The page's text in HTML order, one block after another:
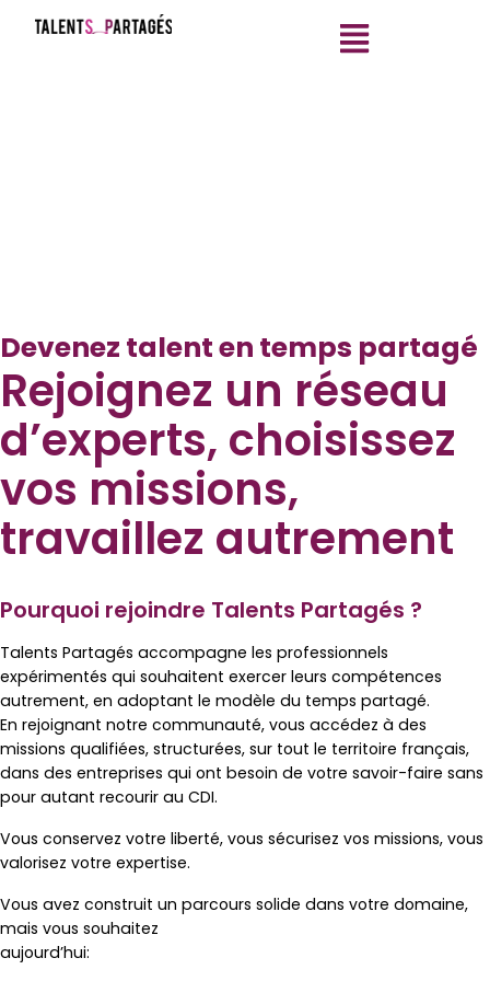
Devenez talent en temps partagé
Rejoignez un réseau
d’experts, choisissez
vos missions,
travaillez autrement
Pourquoi rejoindre Talents Partagés ?
Talents Partagés accompagne les professionnels
expérimentés qui souhaitent exercer leurs compétences
autrement, en adoptant le modèle du temps partagé.
En rejoignant notre communauté, vous accédez à des
missions qualifiées, structurées, sur tout le territoire français,
dans des entreprises qui ont besoin de votre savoir-faire sans
pour autant recourir au CDI.
Vous conservez votre liberté, vous sécurisez vos missions, vous
valorisez votre expertise.
Vous avez construit un parcours solide dans votre domaine,
mais vous souhaitez
aujourd’hui: